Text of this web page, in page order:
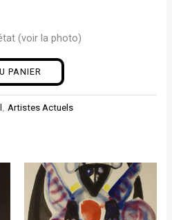
(voir la photo)
PANIER
,Artistes Actuels